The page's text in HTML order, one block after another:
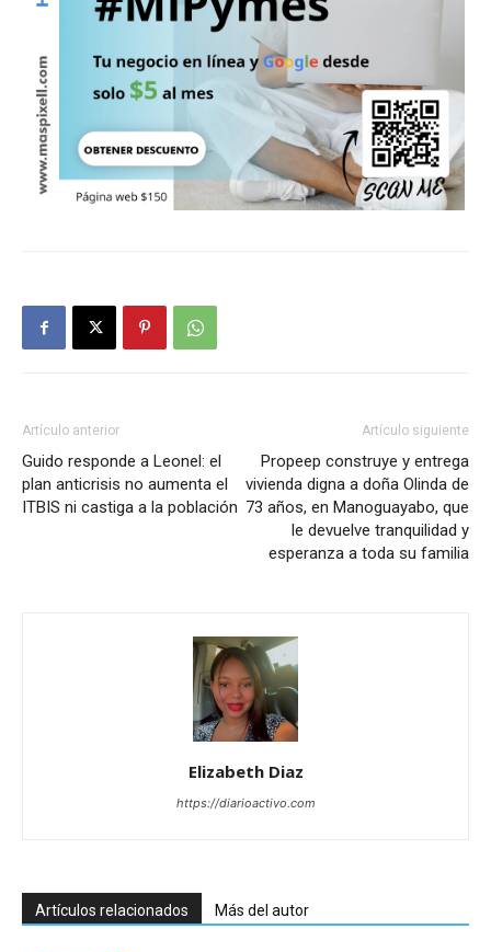
Artículo anterior
Guido responde a Leonel: el
plan anticrisis no aumenta el
ITBIS ni castiga a la población
Artículo siguiente
Propeep construye y entrega
vivienda digna a doña Olinda de
73 años, en Manoguayabo, que
le devuelve tranquilidad y
esperanza a toda su familia
Elizabeth Diaz
https://diarioactivo.com
Artículos relacionados Más del autor